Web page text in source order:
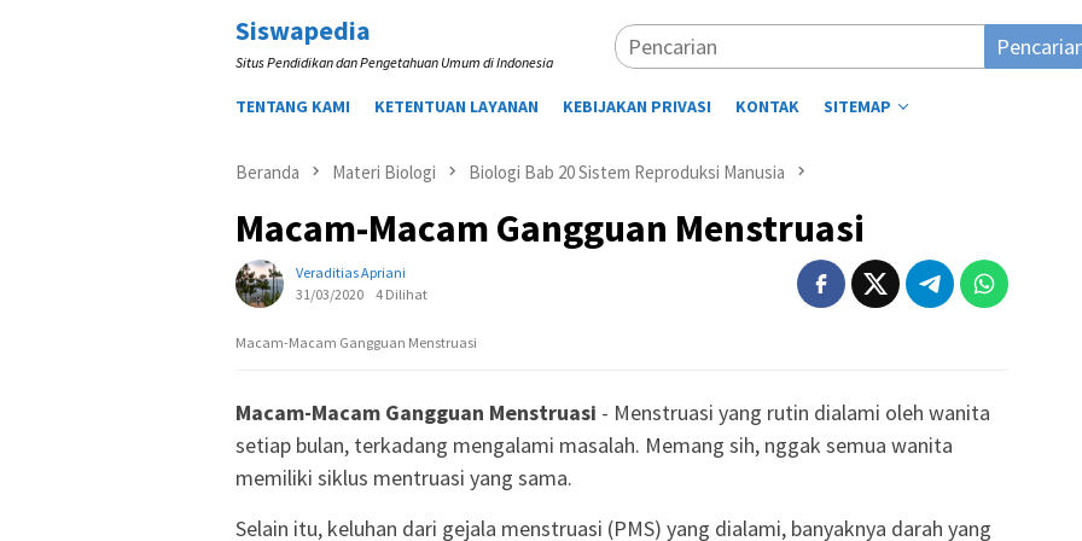
Loncat
Siswapedia
Situs Pendidikan dan Pengetahuan Umum di Indonesia
TENTANG KAMI KETENTUAN LAYANAN KEBIJAKAN PRIVASI KONTAK SITEMAP
Beranda Materi Biologi Biologi Bab 20 Sistem Reproduksi Manusia
Macam-Macam Gangguan Menstruasi
Veraditias Apriani
31/03/2020
4 Dilihat
Macam-Macam Gangguan Menstruasi
Macam-Macam Gangguan Menstruasi - Menstruasi yang rutin dialami oleh wanita
setiap bulan, terkadang mengalami masalah. Memang sih, nggak semua wanita
memiliki siklus mentruasi yang sama.
Selain itu, keluhan dari gejala menstruasi (PMS) yang dialami, banyaknya darah yang